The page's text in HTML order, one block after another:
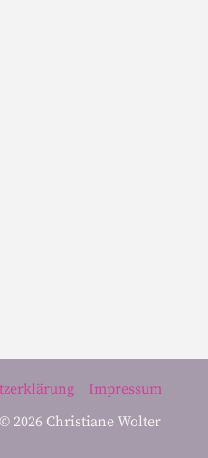
Impressum
2026 Christiane Wolter